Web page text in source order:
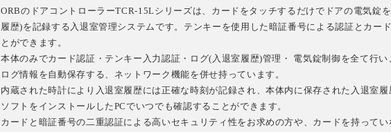
ORBのドアコントローラーTCR-15Lシリーズは、カードをタッチするだけでドアの電気錠
履歴)を記録する入退室管理システムです。テンキーを使用した暗証番号による認証とカー
とができます。
本体のみでカード認証・テンキー入力認証・ログ(入退室履歴)管理・ 電気錠制御を全て行い
ログ情報を自動保存する、ネットワーク機能を併せ持っています。
内蔵された時計により入退室履歴には正確な時刻が記録され、本体内に保存された入退室履
ソフトをインストールしたPCでいつでも確認することができます。
カードと暗証番号の二重認証による高いセキュリティ性をお求めの方や、カードを持ってい